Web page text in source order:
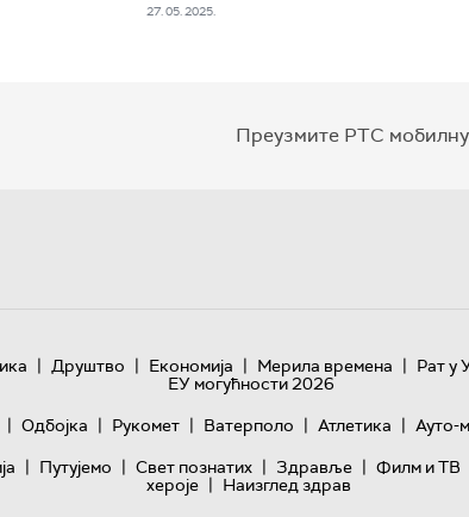
27. 05. 2025.
Преузмите РТС мобилну
| Друштво | Економија | Мерила времена | Рат у
ЕУ могућности 2026
| Одбојка | Рукомет | Ватерполо | Атлетика | Ауто-
| Путујемо | Свет познатих | Здравље | Филм и ТВ
хероје | Наизглед здрав